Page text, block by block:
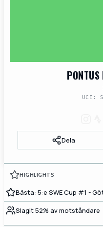
PONTUS
UCI:
Dela
HIGHLIGHTS
Bästa: 5:e SWE Cup #1 -
Slagit 52% av motståndare